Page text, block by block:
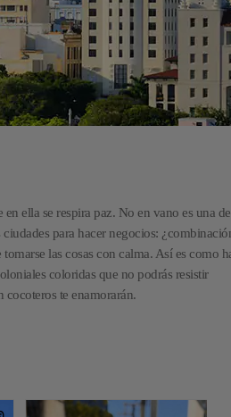
ella se respira paz. No en vano es una
para hacer negocios:
las cosas con calma. Así es como
coloridas que no podrás resistir
cocoteros te enamorarán.